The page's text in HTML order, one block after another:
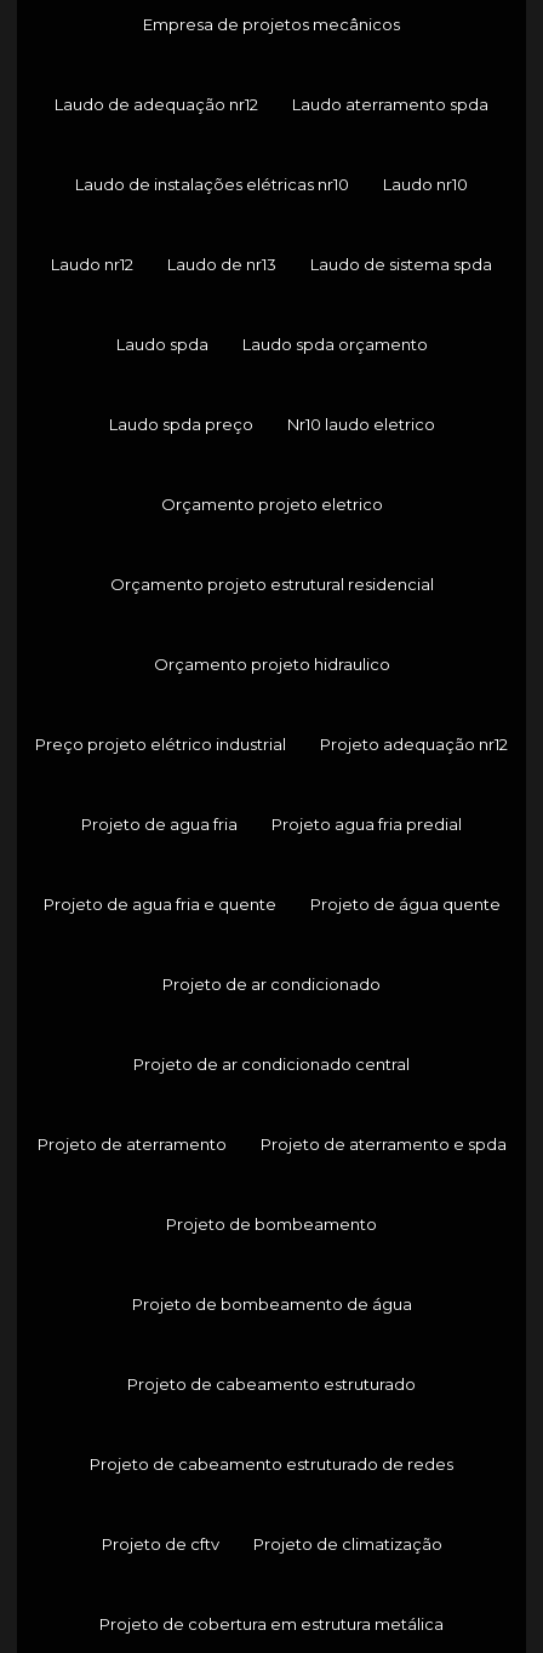
Empresa de projetos mecânicos
Laudo de adequação nr12 Laudo aterramento spda
Laudo de instalações elétricas nr10 Laudo nr10
Laudo nr12 Laudo de nr13 Laudo de sistema spda
Laudo spda Laudo spda orçamento
Laudo spda preço Nr10 laudo eletrico
Orçamento projeto eletrico
Orçamento projeto estrutural residencial
Orçamento projeto hidraulico
Preço projeto elétrico industrial Projeto adequação nr12
Projeto de agua fria Projeto agua fria predial
Projeto de agua fria e quente Projeto de água quente
Projeto de ar condicionado
Projeto de ar condicionado central
Projeto de aterramento Projeto de aterramento e spda
Projeto de bombeamento
Projeto de bombeamento de água
Projeto de cabeamento estruturado
Projeto de cabeamento estruturado de redes
Projeto de cftv Projeto de climatização
Projeto de cobertura em estrutura metálica